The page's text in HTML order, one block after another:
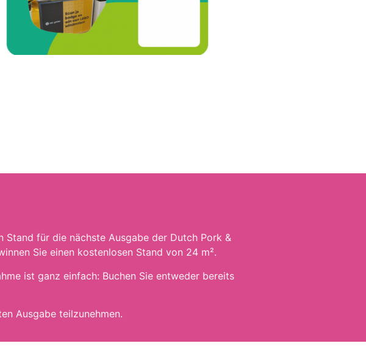
Stand für die nächste Ausgabe der Dutch Pork &
Sie einen kostenlosen Stand von 24 m².
ist ganz einfach: Buchen Sie entweder bereits
Ausgabe teilzunehmen.